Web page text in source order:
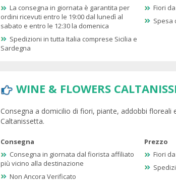
La consegna in giornata è garantita per
ordini ricevuti entro le 19:00 dal lunedì al
sabato e entro le 12:30 la domenica
Spedizioni in tutta Italia comprese Sicilia e
Sardegna
Fiori
Spesa
WINE & FLOWERS
Consegna a domicilio di fiori, piante, addobbi floreali
Caltanissetta.
Consegna
Consegna in giornata dal fiorista affiliato
più vicino alla destinazione
Non Ancora Verificato
Prezzo
Fiori